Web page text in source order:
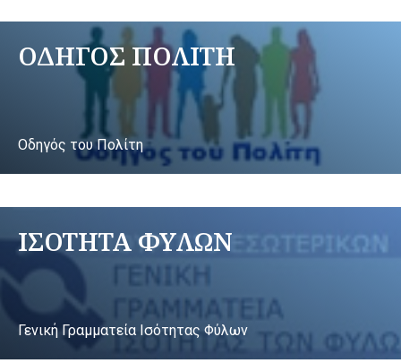
ΟΔΗΓΟΣ ΠΟΛΙΤΗ
Οδηγός του Πολίτη
ΙΣΟΤΗΤΑ ΦΥΛΩΝ
Γενική Γραμματεία Ισότητας Φύλων